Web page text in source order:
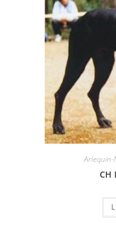
Arlequin-
CH